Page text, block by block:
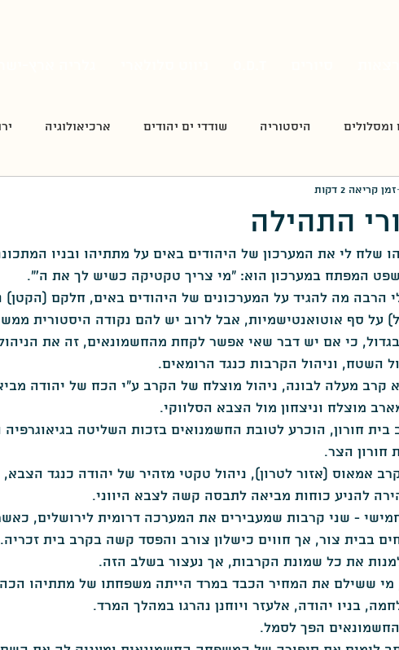
ומסלולים היסטוריה שודדי ים יהודים ארכיאולוגיה
המנדט פה כתבו את השירים
מורשת קרב הצבא הרומי ממלכת ירושלים/התקופה
ביאליק רגע של עברית העפלה סגולה - מגזין להיסטוריה
העת החדשה שואה מאמרים בסגולה -מגזין להיסטוריה
התהילה
זמן קריאה 2 דקות
שלח לי את המערכון של היהודים באים על מתתיהו ובניו
המפתח במערכון הוא: "מי צריך טקטיקה כשיש לך את ה'".
הרבה מה להגיד על המערכונים של היהודים באים, חלקם (הקטן)
על סף אוטואנטישמיות, אבל לרוב יש להם נקודה היסטורית
כי אם יש דבר שאי אפשר לקחת מהחשמונאים, זה את
השטח, וניהול הקרבות כנגד הרומאים.
קרב מעלה לבונה, ניהול מוצלח של הקרב ע"י הכח של יהודה
מוצלח וניצחון מול הצבא הסלווקי.
חורון, הוכרע לטובת החשמנואים בזכות השליטה בגיאוגרפיה
חורון הצר.
אמאוס (אזור לטרון), ניהול טקטי מזהיר של יהודה כנגד הצבא,
להניע כוחות מביאה לתבסה קשה לצבא היווני.
- שני קרבות שמעבירים את המערכה דרומית לירושלים,
בבית צור, אך חווים כישלון צורב והפסד קשה בקרב בית זכריה.
את כל שמונת הקרבות, אך נעצור בשלב הזה.
מי ששילם את המחיר הכבד במרד הייתה משפחתו של מתתיהו
בניו יהודה, אלעזר ויוחנן נהרגו במהלך המרד.
הפך לסמל.